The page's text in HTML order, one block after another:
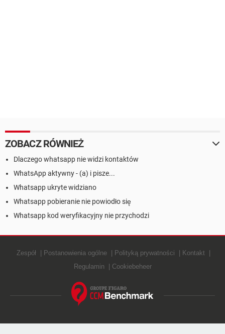
ZOBACZ RÓWNIEŻ
Dlaczego whatsapp nie widzi kontaktów
WhatsApp aktywny - (a) i pisze...
Whatsapp ukryte widziano
Whatsapp pobieranie nie powiodło się
Whatsapp kod weryfikacyjny nie przychodzi
Zespół Postanowienia ogólne Polityką prywatności
Kontakt
Regulamin
Cookiebeheer